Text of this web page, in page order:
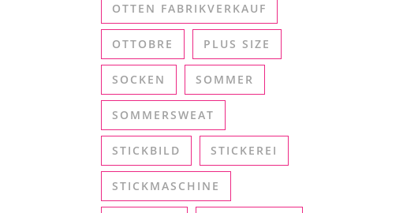
OTTEN FABRIKVERKAUF
OTTOBRE PLUS SIZE
SOCKEN SOMMER
SOMMERSWEAT
STICKBILD STICKEREI
STICKMASCHINE